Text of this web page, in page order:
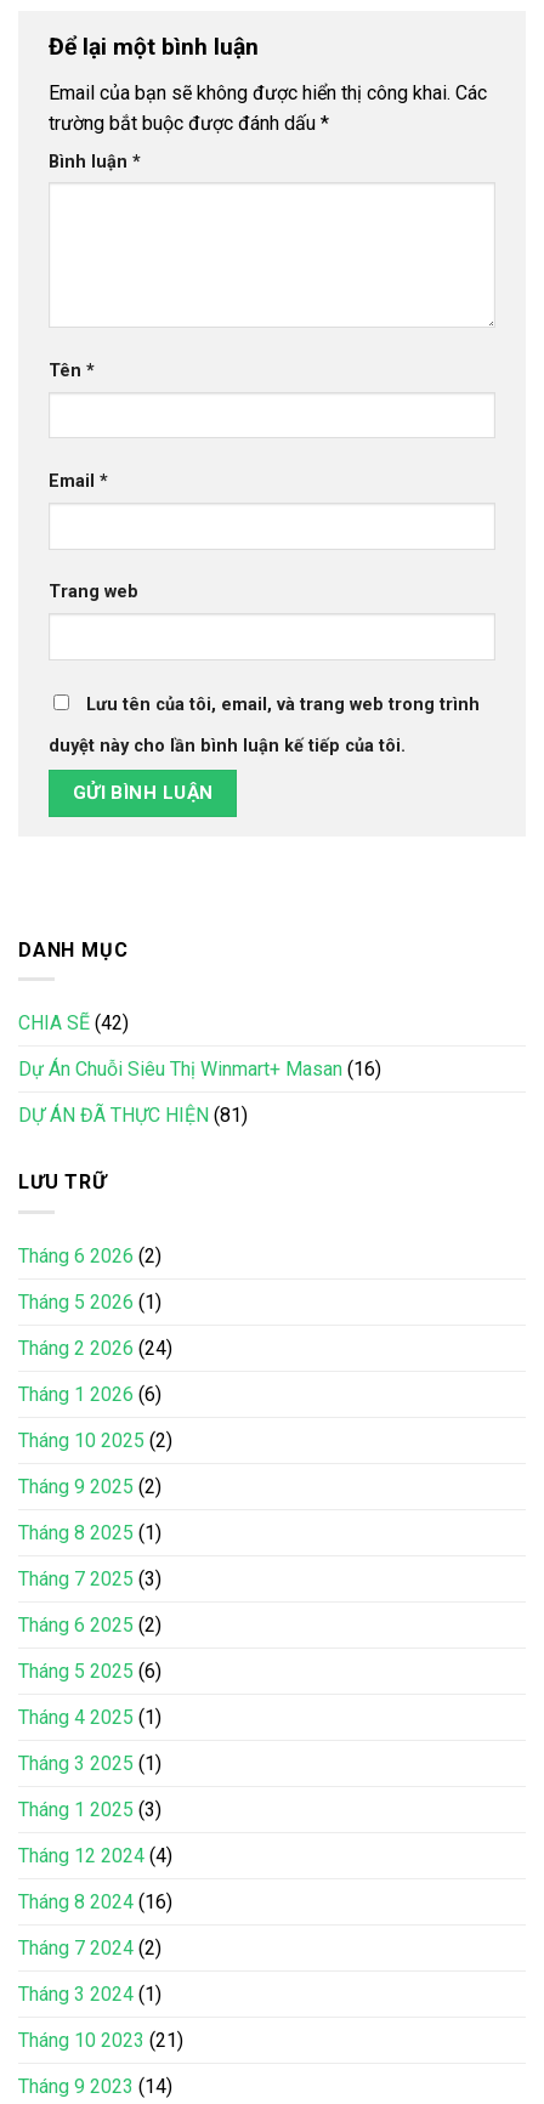
Để lại một bình luận
Email của bạn sẽ không được hiển thị công khai. Các
trường bắt buộc được đánh dấu *
Bình luận *
Tên *
Email *
Trang web
Lưu tên của tôi, email, và trang web trong trình
duyệt này cho lần bình luận kế tiếp của tôi.
DANH MỤC
CHIA SẼ (42)
Dự Án Chuỗi Siêu Thị Winmart+ Masan (16)
DỰ ÁN ĐÃ THỰC HIỆN (81)
LƯU TRỮ
Tháng 6 2026 (2)
Tháng 5 2026 (1)
Tháng 2 2026 (24)
Tháng 1 2026 (6)
Tháng 10 2025 (2)
Tháng 9 2025 (2)
Tháng 8 2025 (1)
Tháng 7 2025 (3)
Tháng 6 2025 (2)
Tháng 5 2025 (6)
Tháng 4 2025 (1)
Tháng 3 2025 (1)
Tháng 1 2025 (3)
Tháng 12 2024 (4)
Tháng 8 2024 (16)
Tháng 7 2024 (2)
Tháng 3 2024 (1)
Tháng 10 2023 (21)
Tháng 9 2023 (14)